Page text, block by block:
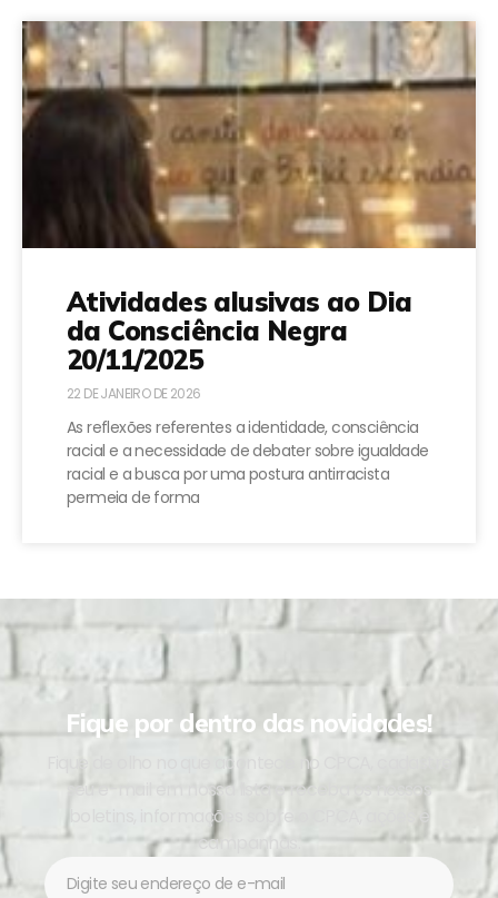
Atividades alusivas ao Dia
da Consciência Negra
20/11/2025
22 DE JANEIRO DE 2026
As reflexões referentes a identidade, consciência
racial e a necessidade de debater sobre igualdade
racial e a busca por uma postura antirracista
permeia de forma
Fique por dentro das novidades!
Fique de olho no que acontece no CPCA, cadastre
seu e-mail em nossa lista e receba os nossos
boletins, informações sobre o CPCA, ações e
campanhas.